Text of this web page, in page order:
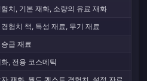
치, 기본 재화, 소량의 유료 재화
험치 책, 특성 재료, 무기 재료
급 재료
, 전용 코스메틱